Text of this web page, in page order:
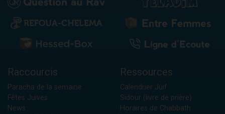
Raccourcis
Paracha de la semaine
Fêtes Juives
News
Ressources
Calendrier Juif
Sidour (livre de prière)
Horaires de Chabbath